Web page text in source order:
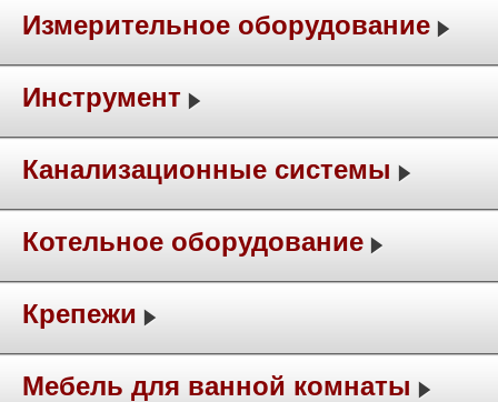
Измерительное оборудование
Инструмент
Канализационные системы
Котельное оборудование
Крепежи
Мебель для ванной комнаты